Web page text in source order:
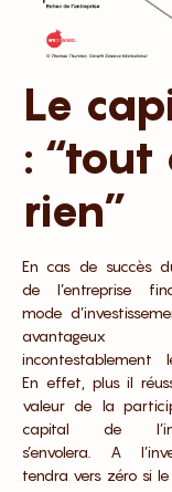
Le
: “tout
rien”
En cas de succès
de l’entreprise
mode
incontestablement
En effet, plus il
valeur de la
capital de
s’envolera. A
tendra vers zéro si